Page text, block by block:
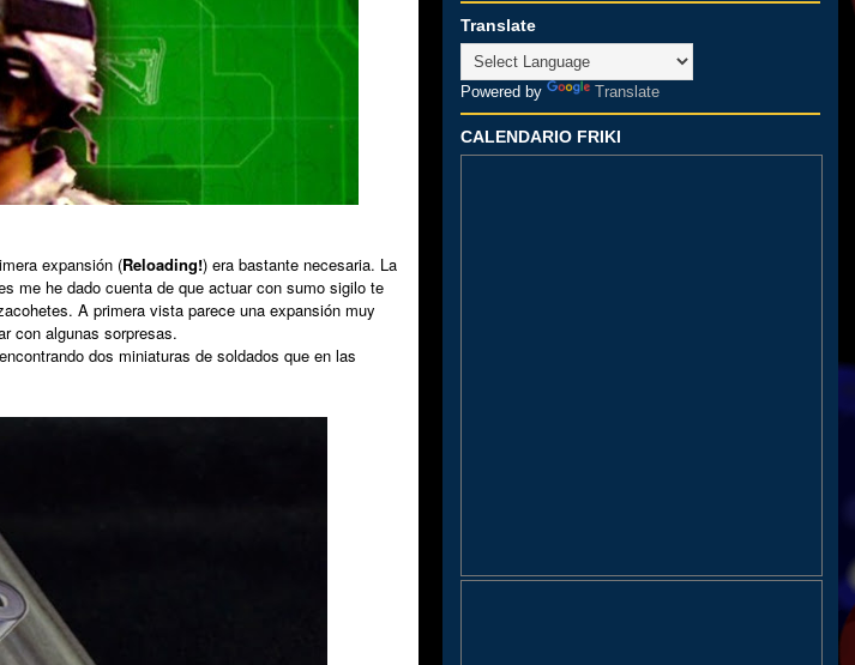
expansión (Reloading!) era bastante necesaria. La
me he dado cuenta de que actuar con sumo sigilo te
A primera vista parece una expansión muy
con algunas sorpresas.
dos miniaturas de soldados que en las
Translate
Powered by Translate
CALENDARIO FRIKI